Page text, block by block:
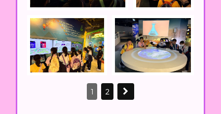
1 2